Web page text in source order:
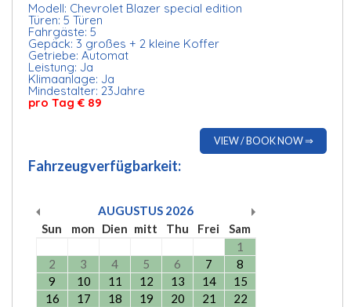
Modell: Chevrolet Blazer special edition
Türen: 5 Türen
Fahrgäste: 5
Gepäck: 3 großes + 2 kleine Koffer
Getriebe: Automat
Leistung: Ja
Klimaanlage: Ja
Mindestalter: 23Jahre
pro Tag € 89
VIEW / BOOK NOW ⇒
Fahrzeugverfügbarkeit:
AUGUSTUS 2026
Sun
mon Dien mitt Thu Frei
Sam
1
2
3 4 5 6 7
8
9
10 11 12 13 14
15
16
17 18 19 20 21
22